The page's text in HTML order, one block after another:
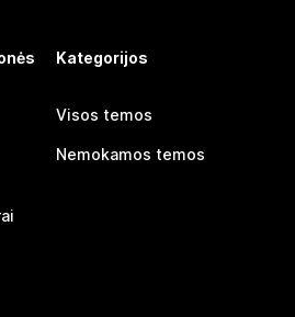
Kategorijos
Visos temos
Nemokamos temos